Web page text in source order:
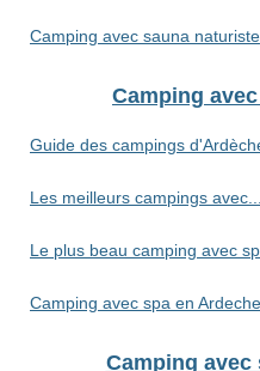
Camping avec sauna naturiste
Camping
Guide des campings
Les meilleurs campings avec...
Le plus beau camping avec
Camping avec spa en Ardeche
Camping avec